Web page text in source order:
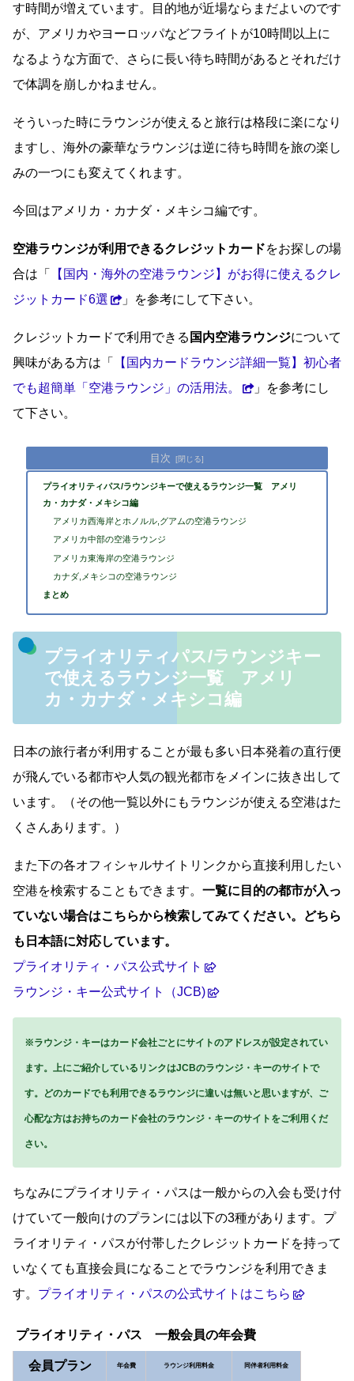
す時間が増えています。目的地が近場ならまだよいのです
が、アメリカやヨーロッパなどフライトが10時間以上に
なるような方面で、さらに長い待ち時間があるとそれだけ
で体調を崩しかねません。
そういった時にラウンジが使えると旅行は格段に楽になり
ますし、海外の豪華なラウンジは逆に待ち時間を旅の楽し
みの一つにも変えてくれます。
今回はアメリカ・カナダ・メキシコ編です。
空港ラウンジが利用できるクレジットカードをお探しの場
合は「
【国内・海外の空港ラウンジ】がお得に使えるクレ
ジットカード6選
」を参考にして下さい。
クレジットカードで利用できる 国内空港ラウンジについて
興味がある方は「
【国内カードラウンジ詳細一覧】初心者
でも超簡単「空港ラウンジ」の活用法。
」を参考にし
て下さい。
目次
プライオリティパス/ラウンジキーで使えるラウンジ一覧 アメリ
カ・カナダ・メキシコ編
アメリカ西海岸とホノルル,グアムの空港ラウンジ
アメリカ中部の空港ラウンジ
アメリカ東海岸の空港ラウンジ
カナダ,メキシコの空港ラウンジ
まとめ
プライオリティパス/ラウンジキー
で使えるラウンジ一覧 アメリ
カ・カナダ・メキシコ編
日本の旅行者が利用することが最も多い日本発着の直行便
が飛んでいる都市や人気の観光都市をメインに抜き出して
います。（その他一覧以外にもラウンジが使える空港はた
くさんあります。）
また下の各オフィシャルサイトリンクから直接利用したい
空港を検索することもできます。 一覧に目的の都市が入っ
ていない場合はこちらから検索してみてください。どちら
も日本語に対応しています。
プライオリティ・パス公式サイト
ラウンジ・キー公式サイト（JCB)
※ラウンジ・キーはカード会社ごとにサイトのアドレスが設定されてい
ます。上にご紹介しているリンクはJCBのラウンジ・キーのサイトで
す。どのカードでも利用できるラウンジに違いは無いと思いますが、ご
心配な方はお持ちのカード会社のラウンジ・キーのサイトをご利用くだ
さい。
ちなみにプライオリティ・パスは一般からの入会も受け付
けていて一般向けのプランには以下の3種があります。プ
ライオリティ・パスが付帯したクレジットカードを持って
いなくても直接会員になることでラウンジを利用できま
す。 プライオリティ・パスの公式サイトはこちら
プライオリティ・パス 一般会員の年会費
会員プラン 年会費 ラウンジ利用料金 同伴者利用料金